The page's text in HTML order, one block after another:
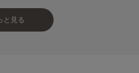
と見る